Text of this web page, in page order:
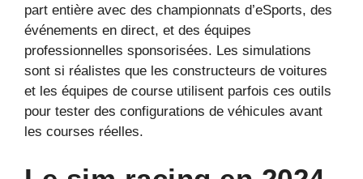
part entière avec des championnats d’eSports, des
événements en direct, et des équipes
professionnelles sponsorisées. Les simulations
sont si réalistes que les constructeurs de voitures
et les équipes de course utilisent parfois ces outils
pour tester des configurations de véhicules avant
les courses réelles.